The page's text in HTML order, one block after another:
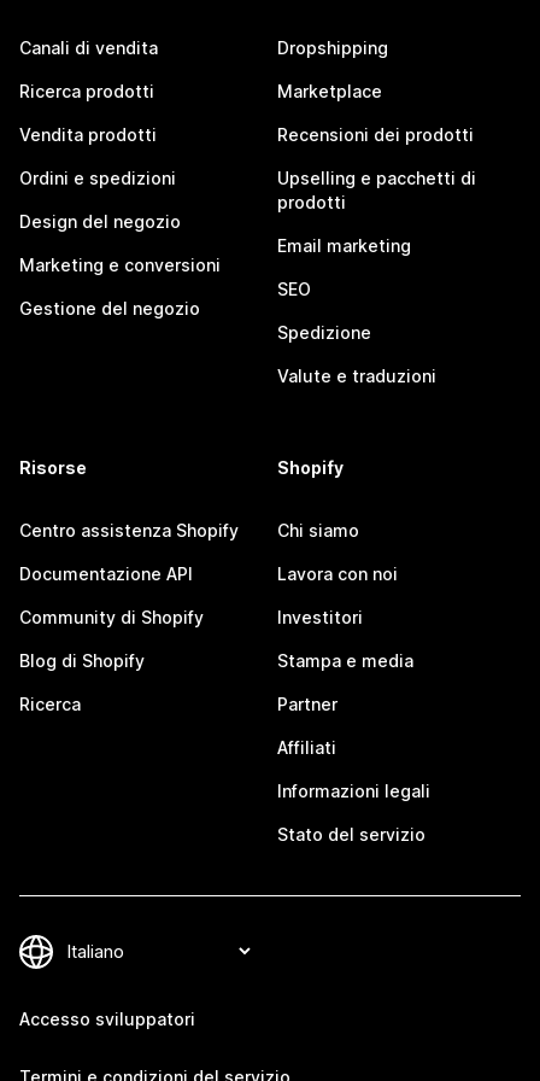
Canali di vendita
Ricerca prodotti
Vendita prodotti
Ordini e spedizioni
Design del negozio
Marketing e conversioni
Gestione del negozio
Dropshipping
Marketplace
Recensioni dei prodotti
Upselling e pacchetti di
prodotti
Email marketing
SEO
Spedizione
Valute e traduzioni
Risorse
Centro assistenza Shopify
Documentazione API
Community di Shopify
Blog di Shopify
Ricerca
Shopify
Chi siamo
Lavora con noi
Investitori
Stampa e media
Partner
Affiliati
Informazioni legali
Stato del servizio
Accesso sviluppatori
Termini e condizioni del servizio